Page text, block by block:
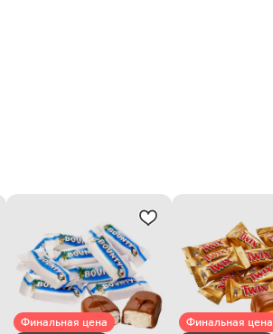
Финальная цена
Финальная цена